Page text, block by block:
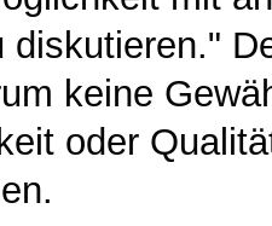
diskutieren."
keine
oder